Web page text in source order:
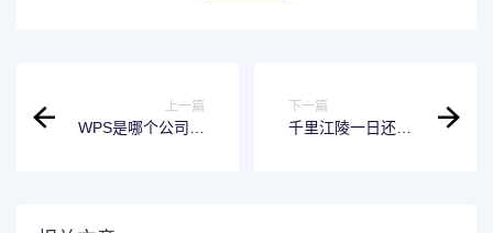
上一篇
WPS是哪个公司的
下一篇
千里江陵一日还猜